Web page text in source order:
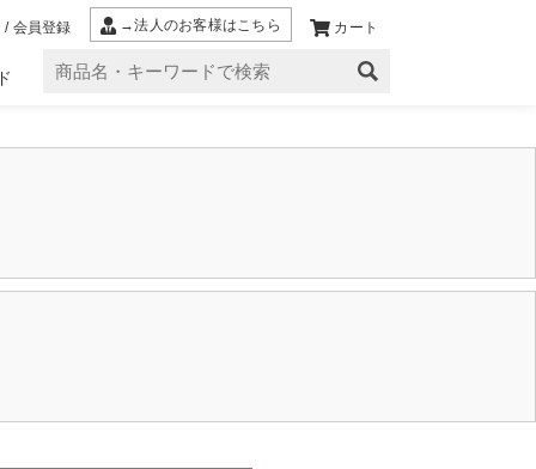
/ 会員登録 →法人のお客様はこちら カート